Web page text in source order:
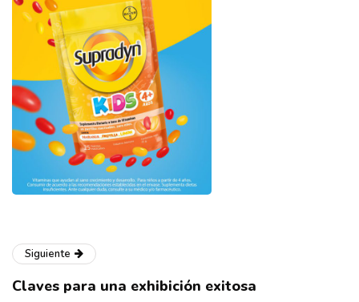
Siguiente
Claves para una exhibición exitosa